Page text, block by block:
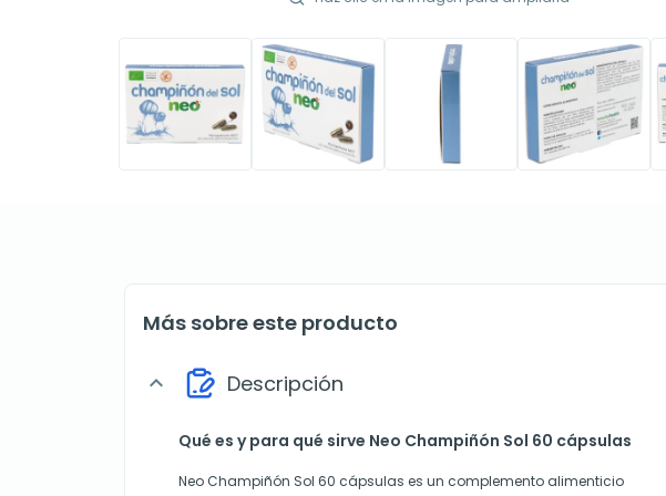
Más sobre este producto
expand_more Descripción
Qué es y para qué sirve Neo Champiñón Sol 60 cápsulas
Neo Champiñón Sol 60 cápsulas es un complemento alimenticio